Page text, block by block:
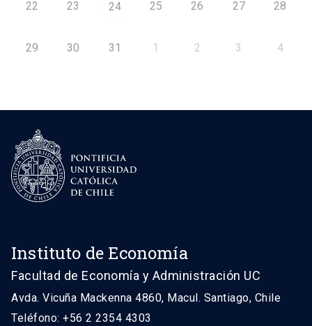
22 23 24 25 26 27 28
29 30 31 1 2 3 4
Instituto de Economía
Facultad de Economía y Administración UC
Avda. Vicuña Mackenna 4860, Macul. Santiago, Chile
Teléfono: +56 2 2354 4303